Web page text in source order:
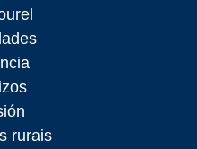
rurais